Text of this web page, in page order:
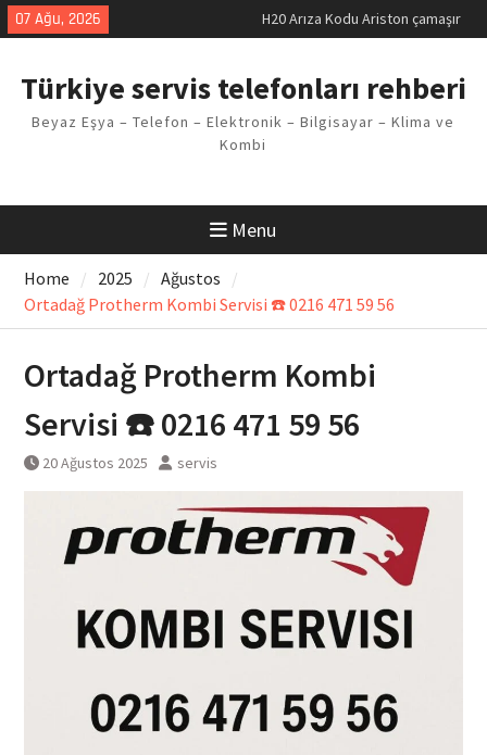
Skip
to
07 Ağu, 2026
H20 Arıza Kodu Ariston çamaşır
makinesi Sorunu
Arçelik buzdolabı F5 Hatası
Vaillant çamaşır makinesi E03
Arıza Kodu
Türkiye servis telefonları rehberi
Beyaz Eşya – Telefon – Elektronik – Bilgisayar – Klima ve
Kombi
Menu
Home 2025
Ağustos
Ortadağ Protherm Kombi Servisi ☎️ 0216 471 59 56
Ortadağ Protherm Kombi
Servisi ☎️ 0216 471 59 56
20 Ağustos 2025 servis